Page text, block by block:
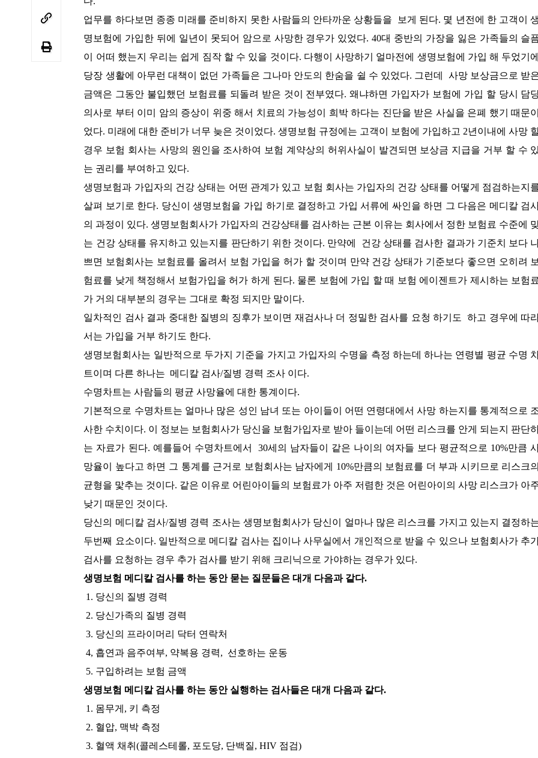
업무를 하다보면 종종 미래를 준비하지 못한 사람들의 안타까운 상황들을 보게 된다. 몇 년전에 한 고객이 생
명보험에 가입한 뒤에 일년이 못되어 암으로 사망한 경우가 있었다. 40대 중반의 가장을 잃은 가족들의 슬
이 어떠 했는지 우리는 쉽게 짐작 할 수 있을 것이다. 다행이 사망하기 얼마전에 생명보험에 가입 해 두었기에
당장 생활에 아무런 대책이 없던 가족들은 그나마 안도의 한숨을 쉴 수 있었다. 그런데 사망 보상금으로 받
금액은 그동안 불입했던 보험료를 되돌려 받은 것이 전부였다. 왜냐하면 가입자가 보험에 가입 할 당시 담
의사로 부터 이미 암의 증상이 위중 해서 치료의 가능성이 희박 하다는 진단을 받은 사실을 은폐 했기 때문이
었다. 미래에 대한 준비가 너무 늦은 것이었다. 생명보험 규정에는 고객이 보험에 가입하고 2년이내에 사망
경우 보험 회사는 사망의 원인을 조사하여 보험 계약상의 허위사실이 발견되면 보상금 지급을 거부 할 수 있
는 권리를 부여하고 있다.
생명보험과 가입자의 건강 상태는 어떤 관계가 있고 보험 회사는 가입자의 건강 상태를 어떻게 점검하는지
살펴 보기로 한다. 당신이 생명보험을 가입 하기로 결정하고 가입 서류에 싸인을 하면 그 다음은 메디칼 검
의 과정이 있다. 생명보험회사가 가입자의 건강상태를 검사하는 근본 이유는 회사에서 정한 보험료 수준에
는 건강 상태를 유지하고 있는지를 판단하기 위한 것이다. 만약에 건강 상태를 검사한 결과가 기준치 보다
쁘면 보험회사는 보험료를 올려서 보험 가입을 허가 할 것이며 만약 건강 상태가 기준보다 좋으면 오히려 보
험료를 낮게 책정해서 보험가입을 허가 하게 된다. 물론 보험에 가입 할 때 보험 에이젠트가 제시하는 보험료
가 거의 대부분의 경우는 그대로 확정 되지만 말이다.
일차적인 검사 결과 중대한 질병의 징후가 보이면 재검사나 더 정밀한 검사를 요청 하기도 하고 경우에 따
서는 가입을 거부 하기도 한다.
생명보험회사는 일반적으로 두가지 기준을 가지고 가입자의 수명을 측정 하는데 하나는 연령별 평균 수명
트이며 다른 하나는 메디칼 검사/질병 경력 조사 이다.
수명차트는 사람들의 평균 사망율에 대한 통계이다.
기본적으로 수명차트는 얼마나 많은 성인 남녀 또는 아이들이 어떤 연령대에서 사망 하는지를 통계적으로
사한 수치이다. 이 정보는 보험회사가 당신을 보험가입자로 받아 들이는데 어떤 리스크를 안게 되는지 판단
는 자료가 된다. 예를들어 수명차트에서 30세의 남자들이 같은 나이의 여자들 보다 평균적으로 10%만큼
망율이 높다고 하면 그 통계를 근거로 보험회사는 남자에게 10%만큼의 보험료를 더 부과 시키므로 리스크의
균형을 맟추는 것이다. 같은 이유로 어린아이들의 보험료가 아주 저렴한 것은 어린아이의 사망 리스크가 아
낮기 때문인 것이다.
당신의 메디칼 검사/질병 경력 조사는 생명보험회사가 당신이 얼마나 많은 리스크를 가지고 있는지 결정하
두번째 요소이다. 일반적으로 메디칼 검사는 집이나 사무실에서 개인적으로 받을 수 있으나 보험회사가 추
검사를 요청하는 경우 추가 검사를 받기 위해 크리닉으로 가야하는 경우가 있다.
생명보험 메디칼 검사를 하는 동안 묻는 질문들은 대개 다음과 같다.
1. 당신의 질병 경력
2. 당신가족의 질병 경력
3. 당신의 프라이머리 닥터 연락처
4, 흡연과 음주여부, 약복용 경력, 선호하는 운동
5. 구입하려는 보험 금액
생명보험 메디칼 검사를 하는 동안 실행하는 검사들은 대개 다음과 같다.
1. 몸무게, 키 측정
2. 혈압, 맥박 측정
3. 혈액 채취(콜레스테롤, 포도당, 단백질, HIV 점검)